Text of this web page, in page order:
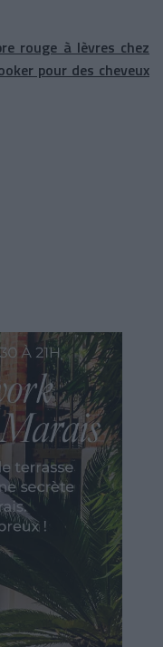
rouge à lèvres chez
pour des cheveux